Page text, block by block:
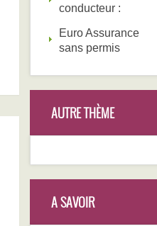
conducteur :
Euro Assurance
sans permis
AUTRE THÈME
A SAVOIR